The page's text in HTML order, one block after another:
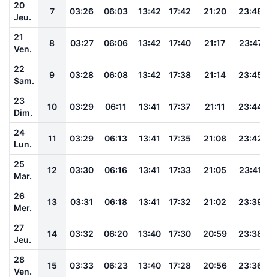
20
Jeu.
7 03:26 06:03 13:42 17:42 21:20 23:48
21
Ven.
8 03:27 06:06 13:42 17:40 21:17 23:47
22
Sam.
9 03:28 06:08 13:42 17:38 21:14 23:45
23
Dim.
10 03:29 06:11 13:41 17:37 21:11 23:44
24
Lun.
11 03:29 06:13 13:41 17:35 21:08 23:42
25
Mar.
12 03:30 06:16 13:41 17:33 21:05 23:41
26
Mer.
13 03:31 06:18 13:41 17:32 21:02 23:39
27
Jeu.
14 03:32 06:20 13:40 17:30 20:59 23:38
28
Ven.
15 03:33 06:23 13:40 17:28 20:56 23:36